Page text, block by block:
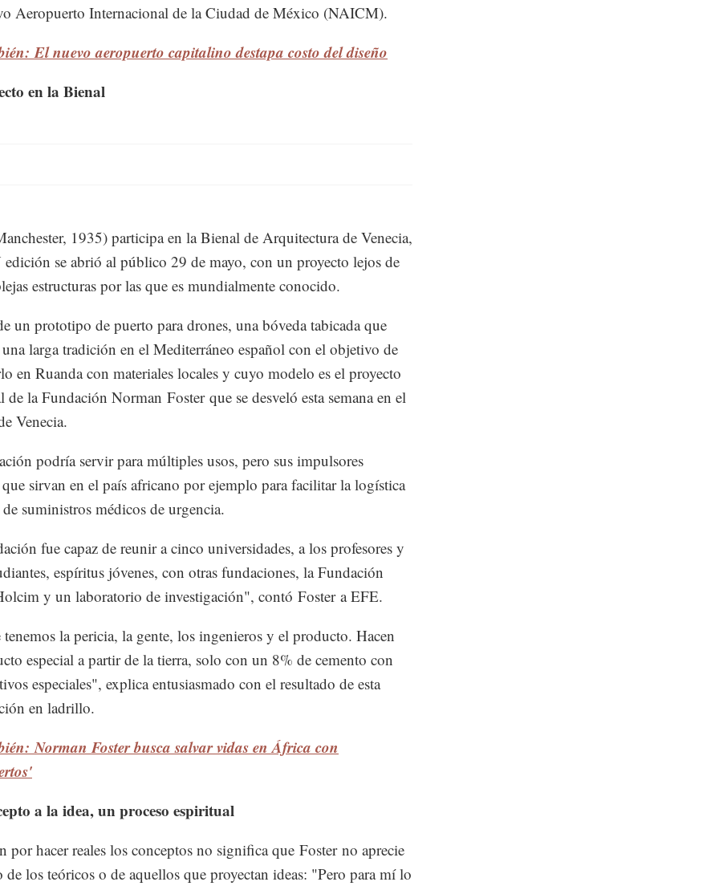
Aeropuerto Internacional de la Ciudad de México (NAICM).
El nuevo aeropuerto capitalino destapa costo del diseño
en la Bienal
1935) participa en la Bienal de Arquitectura de Venecia,
se abrió al público 29 de mayo, con un proyecto lejos de
estructuras por las que es mundialmente conocido.
un prototipo de puerto para drones, una bóveda tabicada que
una larga tradición en el Mediterráneo español con el objetivo de
en Ruanda con materiales locales y cuyo modelo es el proyecto
de la Fundación Norman Foster que se desveló esta semana en el
Venecia.
podría servir para múltiples usos, pero sus impulsores
sirvan en el país africano por ejemplo para facilitar la logística
suministros médicos de urgencia.
fue capaz de reunir a cinco universidades, a los profesores y
espíritus jóvenes, con otras fundaciones, la Fundación
y un laboratorio de investigación", contó Foster a EFE.
la pericia, la gente, los ingenieros y el producto. Hacen
especial a partir de la tierra, solo con un 8% de cemento con
especiales", explica entusiasmado con el resultado de esta
en ladrillo.
Norman Foster busca salvar vidas en África con
a la idea, un proceso espiritual
por hacer reales los conceptos no significa que Foster no aprecie
de los teóricos o de aquellos que proyectan ideas: "Pero para mí lo